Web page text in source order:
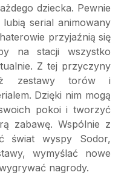
dziecka. Pewnie
serial animowany
przyjaźnią się
na stacji wszystko
Z tej przyczyny
zestawy torów i
Dzięki nim mogą
pokoi i tworzyć
zabawę. Wspólnie z
świat wyspy Sodor,
wymyślać nowe
nagrody.